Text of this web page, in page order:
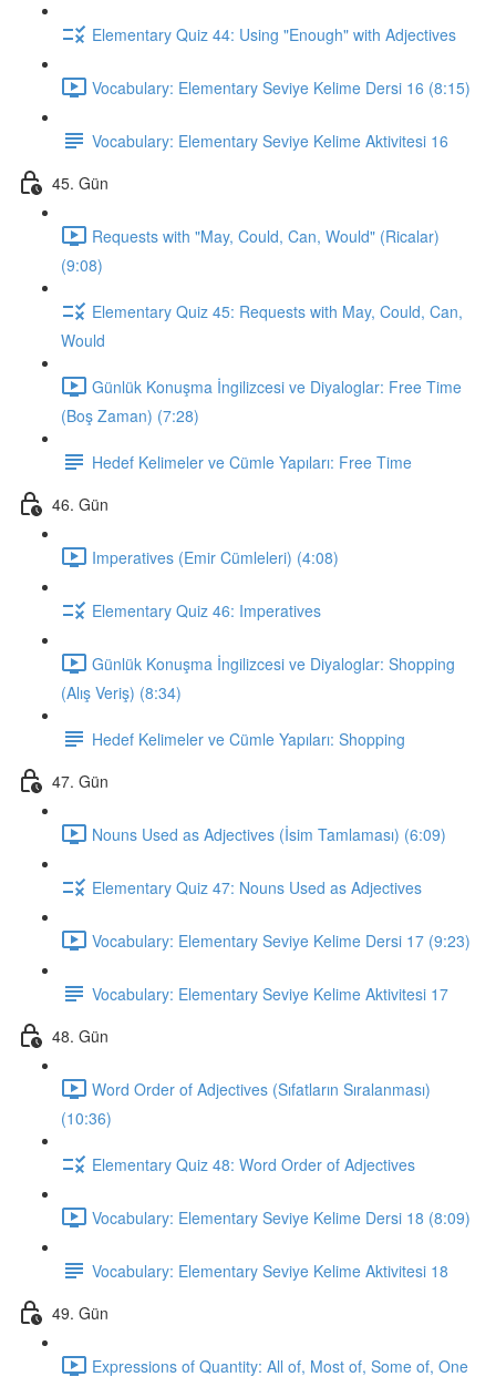
Elementary Quiz 44: Using "Enough" with Adjectives
Vocabulary: Elementary Seviye Kelime Dersi 16 (8:15)
Vocabulary: Elementary Seviye Kelime Aktivitesi 16
45. Gün
Requests with "May, Could, Can, Would" (Ricalar)
(9:08)
Elementary Quiz 45: Requests with May, Could, Can,
Would
Günlük Konuşma İngilizcesi ve Diyaloglar: Free Time
(Boş Zaman) (7:28)
Hedef Kelimeler ve Cümle Yapıları: Free Time
46. Gün
Imperatives (Emir Cümleleri) (4:08)
Elementary Quiz 46: Imperatives
Günlük Konuşma İngilizcesi ve Diyaloglar: Shopping
(Alış Veriş) (8:34)
Hedef Kelimeler ve Cümle Yapıları: Shopping
47. Gün
Nouns Used as Adjectives (İsim Tamlaması) (6:09)
Elementary Quiz 47: Nouns Used as Adjectives
Vocabulary: Elementary Seviye Kelime Dersi 17 (9:23)
Vocabulary: Elementary Seviye Kelime Aktivitesi 17
48. Gün
Word Order of Adjectives (Sıfatların Sıralanması)
(10:36)
Elementary Quiz 48: Word Order of Adjectives
Vocabulary: Elementary Seviye Kelime Dersi 18 (8:09)
Vocabulary: Elementary Seviye Kelime Aktivitesi 18
49. Gün
Expressions of Quantity: All of, Most of, Some of, One